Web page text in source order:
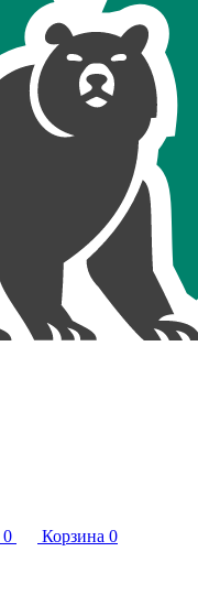
0 Корзина 0